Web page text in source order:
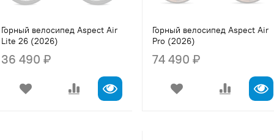
Горный велосипед Aspect Air
Lite 26 (2026)
36 490 ₽
Горный велосипед Aspect Air
Pro (2026)
74 490 ₽